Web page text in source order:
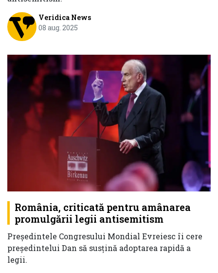
Veridica News
08 aug. 2025
România, criticată pentru amânarea
promulgării legii antisemitism
Președintele Congresului Mondial Evreiesc îi cere
președintelui Dan să susțină adoptarea rapidă a
legii.